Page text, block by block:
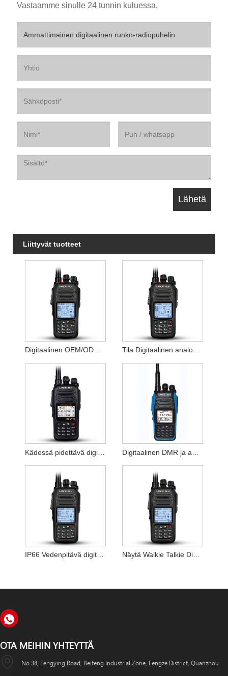
Vastaamme sinulle 24 tunnin kuluessa.
Liittyvät tuotteet
Digitaalinen OEM/ODM Radio pitkän kantaman radiopuhelin Tila Digitaalinen analoginen Yhteensopiva Dmr Digital Intercom Radiopuhelin
IP66 Vedenpitävä digitaalinen radiopuhelin Näytä Walkie Talkie Digital -kaksisuuntainen radio GPS-yhteydellä
OTA MEIHIN YHTEYTTÄ
No.38, Fengying Road, Beifeng Industrial Zone, Fengze District, Quanzhou